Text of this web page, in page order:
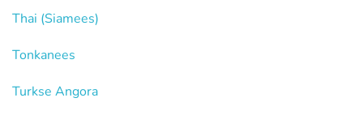
Thai (Siamees)
Tonkanees
Turkse Angora